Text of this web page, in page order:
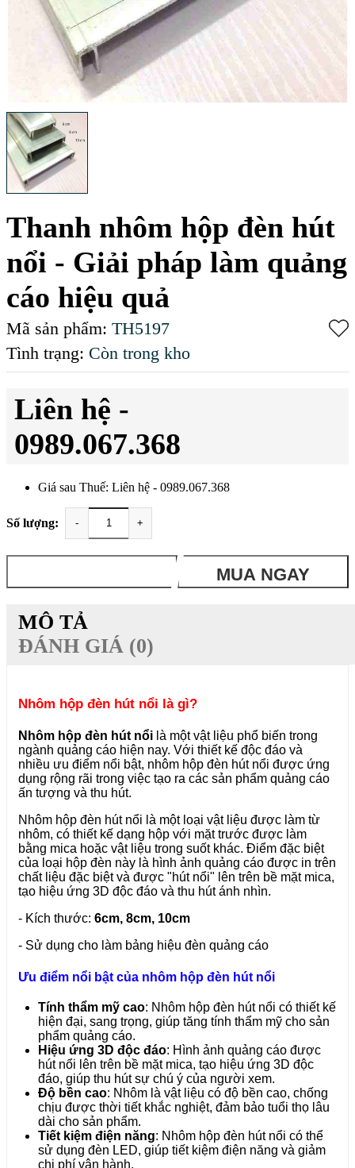
Thanh nhôm hộp đèn hút
nổi - Giải pháp làm quảng
cáo hiệu quả
Mã sản phẩm: TH5197
Tình trạng: Còn trong kho
Liên hệ -
0989.067.368
Giá sau Thuế: Liên hệ - 0989.067.368
Số lượng: - +
MUA NGAY
MÔ TẢ
ĐÁNH GIÁ (0)
Nhôm hộp đèn hút nổi là gì?
Nhôm hộp đèn hút nổi là một vật liệu phổ biến trong
ngành quảng cáo hiện nay. Với thiết kế độc đáo và
nhiều ưu điểm nổi bật, nhôm hộp đèn hút nổi được ứng
dụng rộng rãi trong việc tạo ra các sản phẩm quảng cáo
ấn tượng và thu hút.
Nhôm hộp đèn hút nổi là một loại vật liệu được làm từ
nhôm, có thiết kế dạng hộp với mặt trước được làm
bằng mica hoặc vật liệu trong suốt khác. Điểm đặc biệt
của loại hộp đèn này là hình ảnh quảng cáo được in trên
chất liệu đặc biệt và được "hút nổi" lên trên bề mặt mica,
tạo hiệu ứng 3D độc đáo và thu hút ánh nhìn.
- Kích thước: 6cm, 8cm, 10cm
- Sử dụng cho làm bảng hiệu đèn quảng cáo
Ưu điểm nổi bật của nhôm hộp đèn hút nổi
Tính thẩm mỹ cao: Nhôm hộp đèn hút nổi có thiết kế
hiện đại, sang trọng, giúp tăng tính thẩm mỹ cho sản
phẩm quảng cáo.
Hiệu ứng 3D độc đáo: Hình ảnh quảng cáo được
hút nổi lên trên bề mặt mica, tạo hiệu ứng 3D độc
đáo, giúp thu hút sự chú ý của người xem.
Độ bền cao: Nhôm là vật liệu có độ bền cao, chống
chịu được thời tiết khắc nghiệt, đảm bảo tuổi thọ lâu
dài cho sản phẩm.
Tiết kiệm điện năng: Nhôm hộp đèn hút nổi có thể
sử dụng đèn LED, giúp tiết kiệm điện năng và giảm
chi phí vận hành.